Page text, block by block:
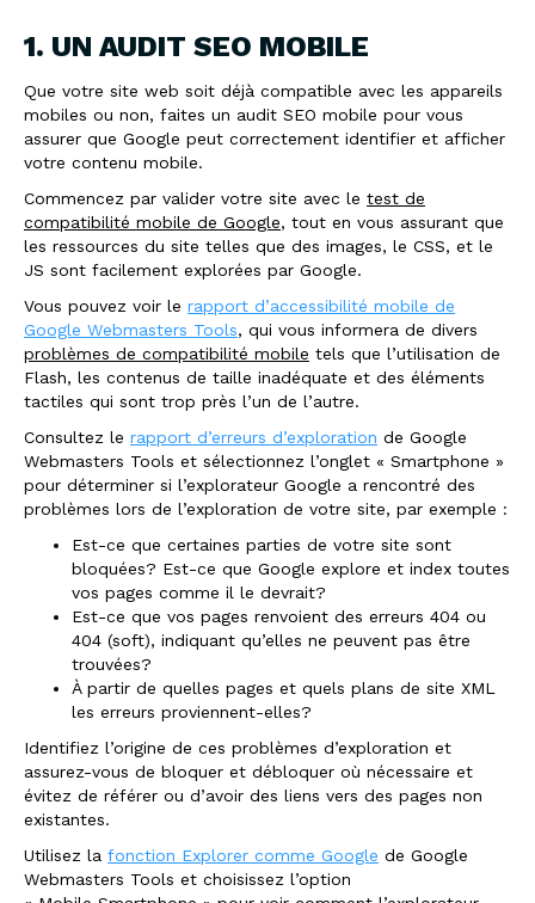
1. UN AUDIT SEO MOBILE
Que votre site web soit déjà compatible avec les appareils
mobiles ou non, faites un audit SEO mobile pour vous
assurer que Google peut correctement identifier et afficher
votre contenu mobile.
Commencez par valider votre site avec le test de
compatibilité mobile de Google, tout en vous assurant que
les ressources du site telles que des images, le CSS, et le
JS sont facilement explorées par Google.
Vous pouvez voir le rapport d’accessibilité mobile de
Google Webmasters Tools, qui vous informera de divers
problèmes de compatibilité mobile tels que l’utilisation de
Flash, les contenus de taille inadéquate et des éléments
tactiles qui sont trop près l’un de l’autre.
Consultez le rapport d’erreurs d’exploration de Google
Webmasters Tools et sélectionnez l’onglet « Smartphone »
pour déterminer si l’explorateur Google a rencontré des
problèmes lors de l’exploration de votre site, par exemple :
Est-ce que certaines parties de votre site sont
bloquées? Est-ce que Google explore et index toutes
vos pages comme il le devrait?
Est-ce que vos pages renvoient des erreurs 404 ou
404 (soft), indiquant qu’elles ne peuvent pas être
trouvées?
À partir de quelles pages et quels plans de site XML
les erreurs proviennent-elles?
Identifiez l’origine de ces problèmes d’exploration et
assurez-vous de bloquer et débloquer où nécessaire et
évitez de référer ou d’avoir des liens vers des pages non
existantes.
Utilisez la fonction Explorer comme Google de Google
Webmasters Tools et choisissez l’option